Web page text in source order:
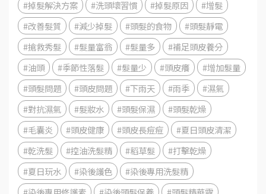
#掉髮解決方案
#洗頭壞習慣 #掉髮原因
#增髮
#改善髮質
#減少掉髮 #頭髮的食物
#頭髮靜電
#搶救秀髮
#髮量富翁 #髮量多
#補足頭皮養分
#油頭
#季節性落髮 #髮量少 #頭皮癢
#增加髮量
#頭髮問題
#頭皮問題 #下雨天 #雨季
#濕氣
#對抗濕氣
#髮妝水 #頭髮保濕
#頭髮乾燥
#毛囊炎
#頭皮健康 #頭皮長痘痘
#夏日頭皮清潔
#乾洗髮
#控油洗髮精 #稻草髮
#打擊乾燥
#夏日玩水
#染後護色
#染後專用洗髮精